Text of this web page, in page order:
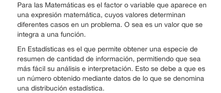
Para las Matemáticas es el factor o variable que aparece en
una expresión matemática, cuyos valores determinan
diferentes casos en un problema. O sea es un valor que se
integra a una función.
En Estadísticas es el que permite obtener una especie de
resumen de cantidad de información, permitiendo que sea
más fácil su análisis e interpretación. Esto se debe a que es
un número obtenido mediante datos de lo que se denomina
una distribución estadística.